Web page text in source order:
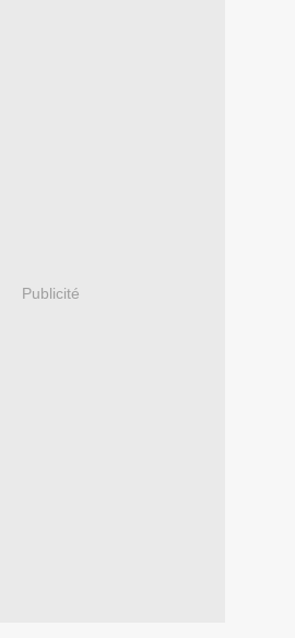
Publicité